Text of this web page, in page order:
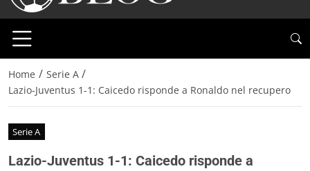
Home / Serie A /
Lazio-Juventus 1-1: Caicedo risponde a Ronaldo nel recupero
Serie A
Lazio-Juventus 1-1: Caicedo risponde a